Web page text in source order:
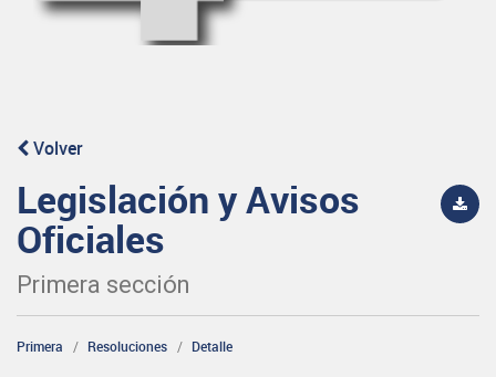
Volver
Legislación y Avisos
Oficiales
Primera sección
Primera Resoluciones Detalle